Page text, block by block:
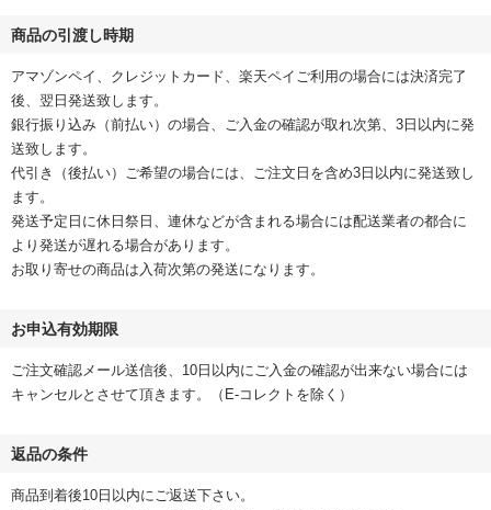
商品の引渡し時期
アマゾンペイ、クレジットカード、楽天ペイご利用の場合には決済完了
後、翌日発送致します。
銀行振り込み（前払い）の場合、ご入金の確認が取れ次第、3日以内に発
送致します。
代引き（後払い）ご希望の場合には、ご注文日を含め3日以内に発送致し
ます。
発送予定日に休日祭日、連休などが含まれる場合には配送業者の都合に
より発送が遅れる場合があります。
お取り寄せの商品は入荷次第の発送になります。
お申込有効期限
ご注文確認メール送信後、10日以内にご入金の確認が出来ない場合には
キャンセルとさせて頂きます。（E-コレクトを除く）
返品の条件
商品到着後10日以内にご返送下さい。